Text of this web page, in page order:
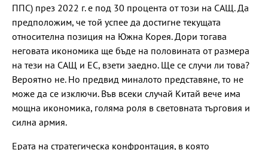
ППС) през 2022 г. е под 30 процента от този на САЩ. Да
предположим, че той успее да достигне текущата
относителна позиция на Южна Корея. Дори тогава
неговата икономика ще бъде на половината от размера
на тези на САЩ и ЕС, взети заедно. Ще се случи ли това?
Вероятно не. Но предвид миналото представяне, то не
може да се изключи. Във всеки случай Китай вече има
мощна икономика, голяма роля в световната търговия и
силна армия.
Ерата на стратегическа конфронтация, в която